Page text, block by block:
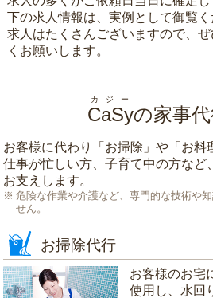
下の求人情報は、実例として御覧く
求人はたくさんございますので、
くお願いします。
CaSy
カジー
の家事
お客様に代わり「 お掃除 」や「 お料
仕事が忙しい方、子育て中の方など
お支えします。
危険な作業や介護など、専門的な技術や
せん。
お掃除代行
お客様のお宅
使用し、水回